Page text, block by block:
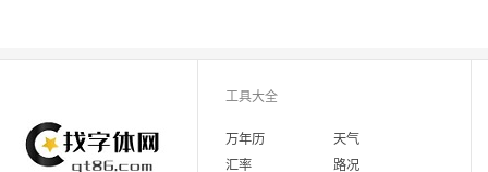
工具大全
万年历
天气
汇率
路况